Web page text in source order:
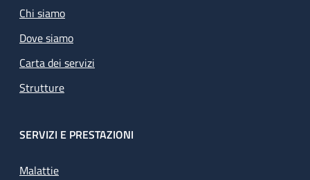
Chi siamo
Dove siamo
Carta dei servizi
Strutture
SERVIZI E PRESTAZIONI
Malattie